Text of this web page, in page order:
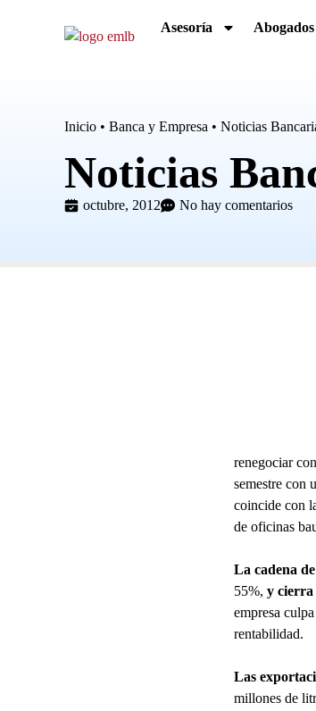
Asesoría Abogados
Inicio • Banca y Empresa • Noticias
Noticias
octubre, 2012 No hay comentarios
renegociar
semestre con
coincide con
de oficinas
La cadena
55%, y cierra
empresa
rentabilidad.
Las
millones de